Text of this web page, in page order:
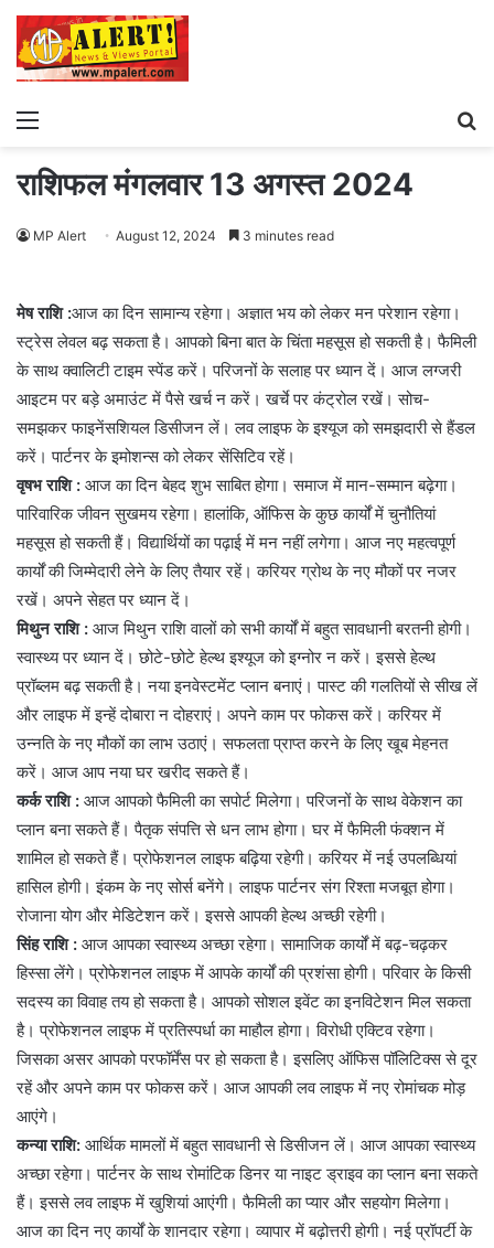
Menu
राशिफल मंगलवार 13 अगस्त 2024
MP Alert August 12, 2024 3 minutes read
मेष राशि :आज का दिन सामान्य रहेगा। अज्ञात भय को लेकर मन परेशान रहेगा।
स्ट्रेस लेवल बढ़ सकता है। आपको बिना बात के चिंता महसूस हो सकती है। फैमिली
के साथ क्वालिटी टाइम स्पेंड करें। परिजनों के सलाह पर ध्यान दें। आज लग्जरी
आइटम पर बड़े अमाउंट में पैसे खर्च न करें। खर्चे पर कंट्रोल रखें। सोच-
समझकर फाइनेंसशियल डिसीजन लें। लव लाइफ के इश्यूज को समझदारी से हैंडल
करें। पार्टनर के इमोशन्स को लेकर सेंसिटिव रहें।
वृषभ राशि : आज का दिन बेहद शुभ साबित होगा। समाज में मान-सम्मान बढ़ेगा।
पारिवारिक जीवन सुखमय रहेगा। हालांकि, ऑफिस के कुछ कार्यों में चुनौतियां
महसूस हो सकती हैं। विद्यार्थियों का पढ़ाई में मन नहीं लगेगा। आज नए महत्वपूर्ण
कार्यों की जिम्मेदारी लेने के लिए तैयार रहें। करियर ग्रोथ के नए मौकों पर नजर
रखें। अपने सेहत पर ध्यान दें।
मिथुन राशि : आज मिथुन राशि वालों को सभी कार्यों में बहुत सावधानी बरतनी होगी।
स्वास्थ्य पर ध्यान दें। छोटे-छोटे हेल्थ इश्यूज को इग्नोर न करें। इससे हेल्थ
प्रॉब्लम बढ़ सकती है। नया इनवेस्टमेंट प्लान बनाएं। पास्ट की गलतियों से सीख लें
और लाइफ में इन्हें दोबारा न दोहराएं। अपने काम पर फोकस करें। करियर में
उन्नति के नए मौकों का लाभ उठाएं। सफलता प्राप्त करने के लिए खूब मेहनत
करें। आज आप नया घर खरीद सकते हैं।
कर्क राशि : आज आपको फैमिली का सपोर्ट मिलेगा। परिजनों के साथ वेकेशन का
प्लान बना सकते हैं। पैतृक संपत्ति से धन लाभ होगा। घर में फैमिली फंक्शन में
शामिल हो सकते हैं। प्रोफेशनल लाइफ बढ़िया रहेगी। करियर में नई उपलब्धियां
हासिल होगी। इंकम के नए सोर्स बनेंगे। लाइफ पार्टनर संग रिश्ता मजबूत होगा।
रोजाना योग और मेडिटेशन करें। इससे आपकी हेल्थ अच्छी रहेगी।
सिंह राशि : आज आपका स्वास्थ्य अच्छा रहेगा। सामाजिक कार्यों में बढ़-चढ़कर
हिस्सा लेंगे। प्रोफेशनल लाइफ में आपके कार्यों की प्रशंसा होगी। परिवार के किसी
सदस्य का विवाह तय हो सकता है। आपको सोशल इवेंट का इनविटेशन मिल सकता
है। प्रोफेशनल लाइफ में प्रतिस्पर्धा का माहौल होगा। विरोधी एक्टिव रहेगा।
जिसका असर आपको परफॉर्मेंस पर हो सकता है। इसलिए ऑफिस पॉलिटिक्स से दूर
रहें और अपने काम पर फोकस करें। आज आपकी लव लाइफ में नए रोमांचक मोड़
आएंगे।
कन्या राशि: आर्थिक मामलों में बहुत सावधानी से डिसीजन लें। आज आपका स्वास्थ्य
अच्छा रहेगा। पार्टनर के साथ रोमांटिक डिनर या नाइट ड्राइव का प्लान बना सकते
हैं। इससे लव लाइफ में खुशियां आएंगी। फैमिली का प्यार और सहयोग मिलेगा।
आज का दिन नए कार्यों के शानदार रहेगा। व्यापार में बढ़ोत्तरी होगी। नई प्रॉपर्टी के